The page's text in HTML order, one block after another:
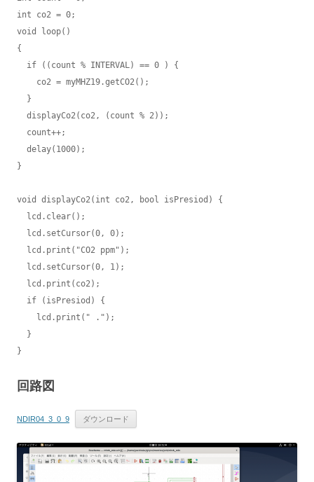
int co2 = 0;
void loop()
{
}
void displayCo2(int co2, bool isPresiod) {
}
回路図
NDIR04_3_0_9 ダウンロード